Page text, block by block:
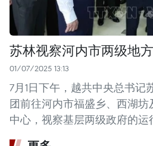
苏林视察河内市两级地
01/07/2025 13:13
7月1日下午，越共中央总书记
团前往河内市福盛乡、西湖
中心，视察基层两级政府的运